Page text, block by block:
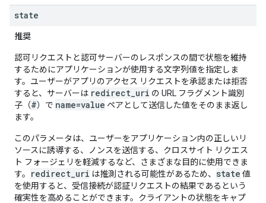
state
推奨
認可リクエストと認可サーバーのレスポンスの間で状態を維持
するためにアプリケーションが使用する文字列値を指定しま
す。ユーザーがアプリのアクセス リクエストを承認または拒否
すると、サーバーは redirect_uri の URL フラグメント識別
子（#）で name=value ペアとして送信した値をそのまま返し
ます。
このパラメータは、ユーザーをアプリケーション内の正しいリ
ソースに誘導する、ノンスを送信する、クロスサイト リクエス
ト フォージェリを軽減するなど、さまざまな目的に使用できま
す。
redirect_uri は推測される可能性があるため、 state 値
を使用すると、受信接続が認証リクエストの結果であるという
確実性を高めることができます。クライアントの状態をキャプ